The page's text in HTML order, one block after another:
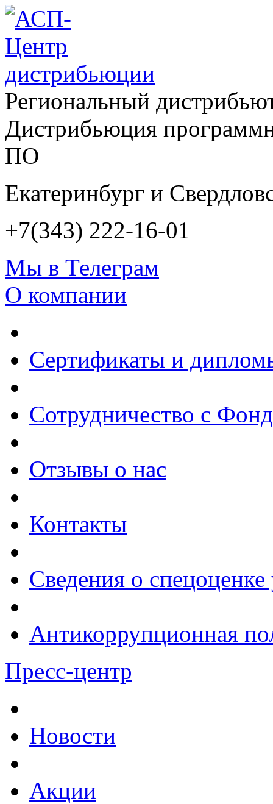
Региональный
Дистрибьюция
ПО
Екатеринбург и
+7(343) 222-16-01
Мы в Телеграм
О компании
Сертификаты и
Сотрудничество с
Отзывы о нас
Контакты
Сведения о
Антикоррупционная
Пресс-центр
Новости
Акции